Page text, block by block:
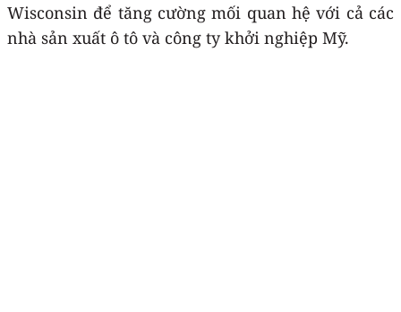
Wisconsin để tăng cường mối quan hệ với cả các
nhà sản xuất ô tô và công ty khởi nghiệp Mỹ.